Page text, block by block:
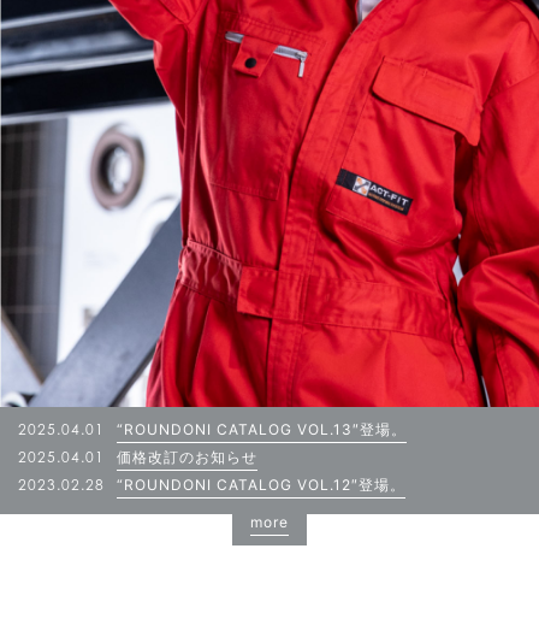
2025.04.01
“ROUNDONI CATALOG VOL.13″登場。
2025.04.01
価格改訂のお知らせ
2023.02.28
“ROUNDONI CATALOG VOL.12″登場。
more